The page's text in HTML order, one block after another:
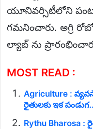
యూనివర్సిటీలోని
గమనించారు. అగ్రి
ల్యాబ్ ను
MOST READ :
Agriculture :
రైతులకు ఇక
Rythu Bharosa